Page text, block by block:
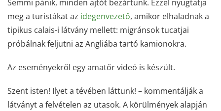
Semmi pánik, minden ajtót bezártunk. Ezzel nyugtatja
meg a turistákat az idegenvezető, amikor elhaladnak a
tipikus calais-i látvány mellett: migránsok tucatjai
próbálnak feljutni az Angliába tartó kamionokra.
Az eseményekről egy amatőr videó is készült.
Szent isten! Ilyet a tévében láttunk! – kommentálják a
látványt a felvételen az utasok. A körülmények alapján